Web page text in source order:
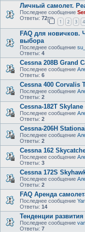
Личный самолет.
Последнее сообщение
Ответы: 72
1 2 3 4
FAQ для новичков.
выбора
Последнее сообщение
Ответы: 4
Cessna 208B Grand
Последнее сообщение
Ответы: 6
Cessna 400
Последнее сообщение
Ответы: 2
Cessna-182T
Последнее сообщение
Ответы: 2
Cessna-206H
Последнее сообщение
Ответы: 2
Cessna 162
Последнее сообщение
Ответы: 3
Cessna 172S
Последнее сообщение
Ответы: 2
FAQ Аренда
Последнее сообщение
Ответы: 14
Тенденции
Последнее сообщение
Ответы: 7